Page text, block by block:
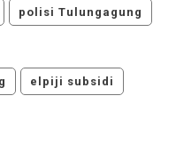
polisi Tulungagung
elpiji subsidi